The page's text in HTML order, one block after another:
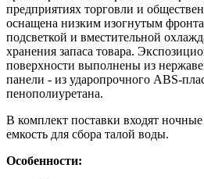
предприятиях торговли и
оснащена низким изогнутым
подсветкой и вместительной
хранения запаса товара.
поверхности выполнены из
панели - из ударопрочного ABS-
пенополиуретана.
В комплект поставки входят
емкость для сбора талой воды.
Особенности: